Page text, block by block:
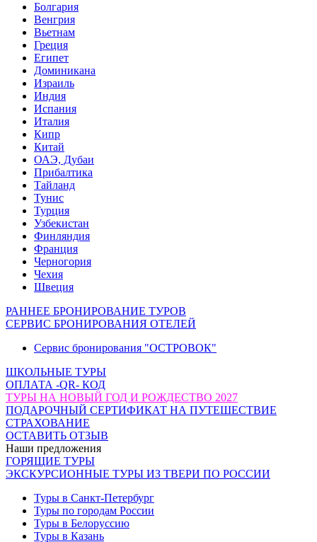
Болгария
Венгрия
Вьетнам
Греция
Египет
Доминикана
Израиль
Индия
Испания
Италия
Кипр
Китай
ОАЭ, Дубаи
Прибалтика
Тайланд
Тунис
Турция
Узбекистан
Финляндия
Франция
Черногория
Чехия
Швеция
РАННЕЕ БРОНИРОВАНИЕ ТУРОВ
СЕРВИС БРОНИРОВАНИЯ ОТЕЛЕЙ
Сервис бронирования "ОСТРОВОК"
ШКОЛЬНЫЕ ТУРЫ
ОПЛАТА -QR- КОД
ТУРЫ НА НОВЫЙ ГОД И РОЖДЕСТВО 2027
ПОДАРОЧНЫЙ СЕРТИФИКАТ НА ПУТЕШЕСТВИЕ
СТРАХОВАНИЕ
ОСТАВИТЬ ОТЗЫВ
Наши предложения
ГОРЯЩИЕ ТУРЫ
ЭКСКУРСИОННЫЕ ТУРЫ ИЗ ТВЕРИ ПО РОССИИ
Туры в Санкт-Петербург
Туры по городам России
Туры в Белоруссию
Туры в Казань